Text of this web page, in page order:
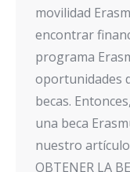
movilidad
encontrar
programa
oportunidades
becas.
una beca
nuestro
OBTENER LA